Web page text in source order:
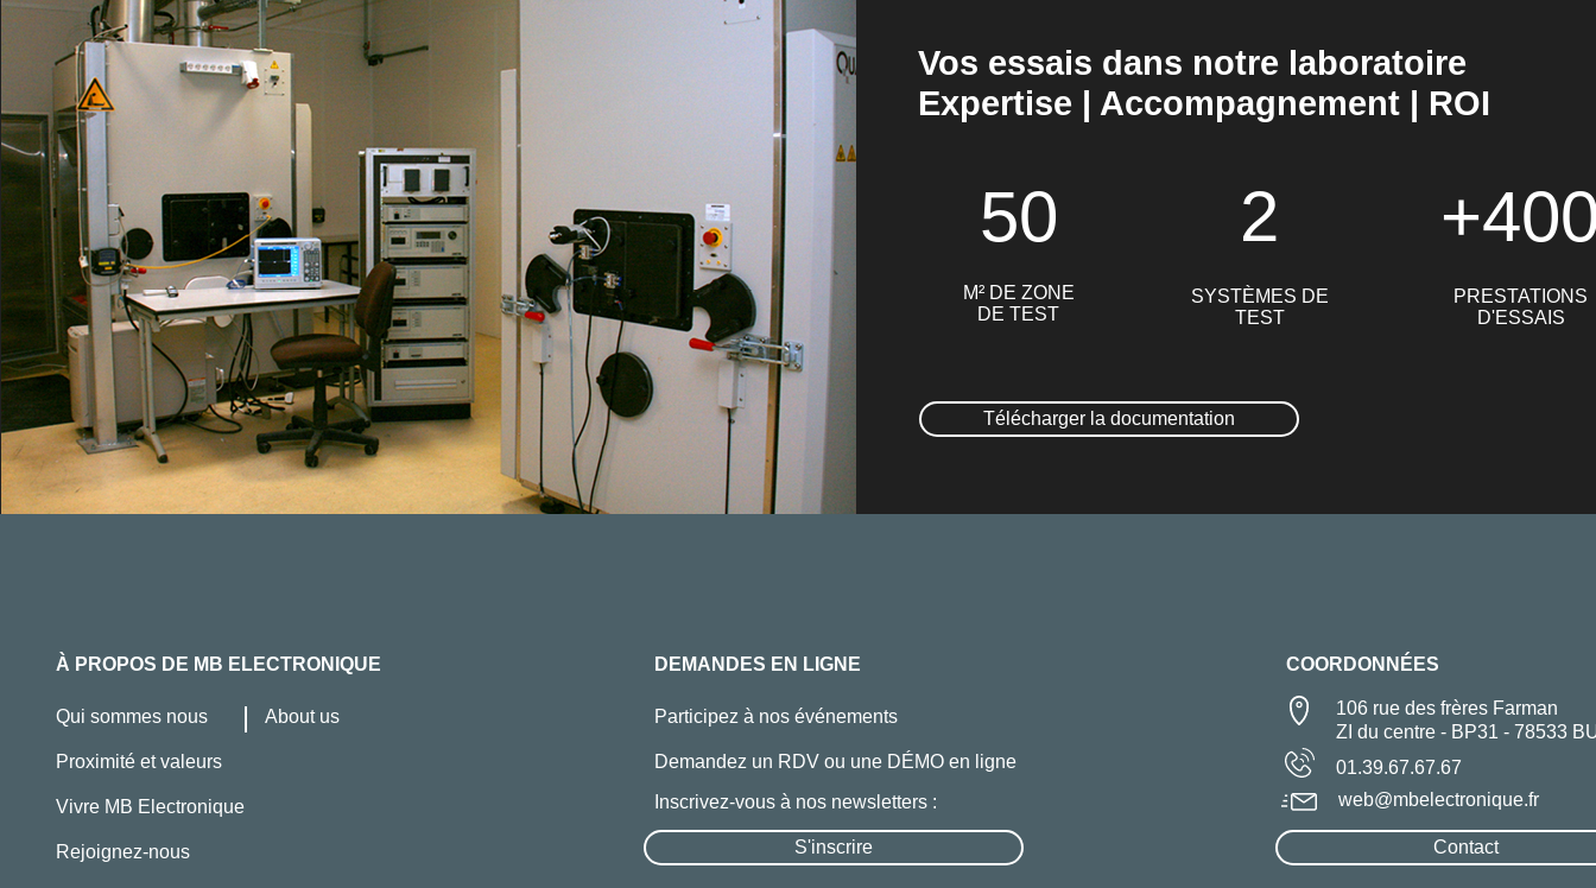
Vos essais dans notre laboratoire
Expertise | Accompagnement | ROI
M² DE ZONE
DE TEST
SYSTÈMES DE
TEST
PRESTATIONS
D'ESSAIS
Télécharger la documentation
50 2
À PROPOS DE MB ELECTRONIQUE DEMANDES EN LIGNE COORDONNÉES
Qui sommes nous About us Participez à nos événements
106 rue des frères Farman
ZI du centre - BP31 - 78533
Proximité et valeurs
Demandez un RDV ou une DÉMO en ligne
01.39.67.67.67
Vivre MB Electronique
Inscrivez-vous à nos newsletters :
Rejoignez-nous Contact
web@mbelectronique.fr
S'inscrire